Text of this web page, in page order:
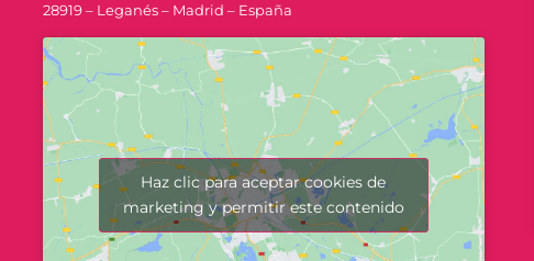
28919 – Leganés – Madrid – España
Haz clic para aceptar cookies de
marketing y permitir este contenido